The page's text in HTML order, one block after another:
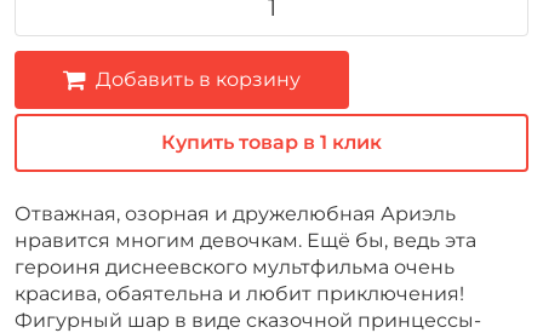
Добавить в корзину
Купить товар в 1 клик
Отважная, озорная и дружелюбная Ариэль
нравится многим девочкам. Ещё бы, ведь эта
героиня диснеевского мультфильма очень
красива, обаятельна и любит приключения!
Фигурный шар в виде сказочной принцессы-